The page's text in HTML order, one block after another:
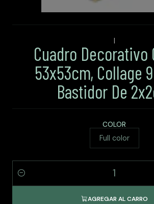
|
Cuadro Decorativo
53x53cm, Collage
Bastidor De
COLOR
Full color
Cantidad
AGREGAR AL CARRO